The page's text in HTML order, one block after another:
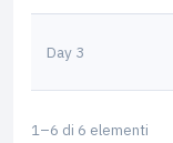
Day 3
1–6 di 6 elementi